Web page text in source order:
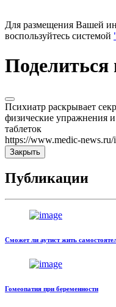
Для размещения Вашей
воспользуйтесь системой
Поделиться
Психиатр раскрывает
физические упражнения
таблеток
https://www.medic-news.ru/
Закрыть
Публикации
Сможет ли аутист жить
Гомеопатия при беременности